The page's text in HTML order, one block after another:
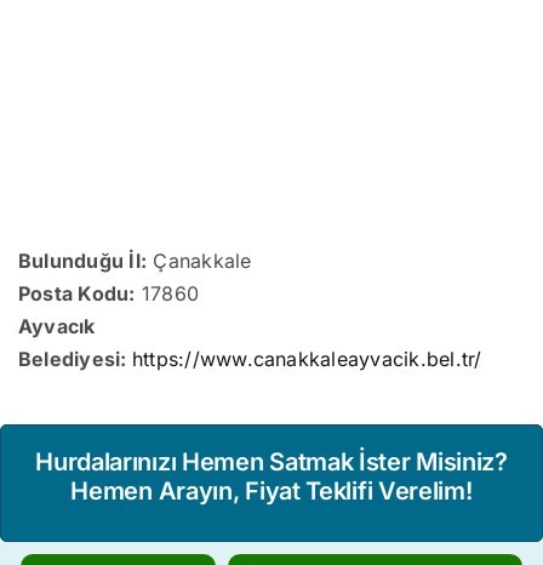
Bulunduğu İl: Çanakkale
Posta Kodu: 17860
Ayvacık
Belediyesi: https://www.canakkaleayvacik.bel.tr/
Hurdalarınızı Hemen Satmak İster Misiniz?
Hemen Arayın, Fiyat Teklifi Verelim!